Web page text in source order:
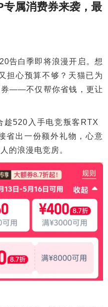
属消费券来袭，最
告白季即将浪漫开启。想
担心预算不够？天猫已为
券——不仅帮你省钱，更让
520入手电竞叛客RTX
省出一份额外礼物，心意
的浪漫电竞房。